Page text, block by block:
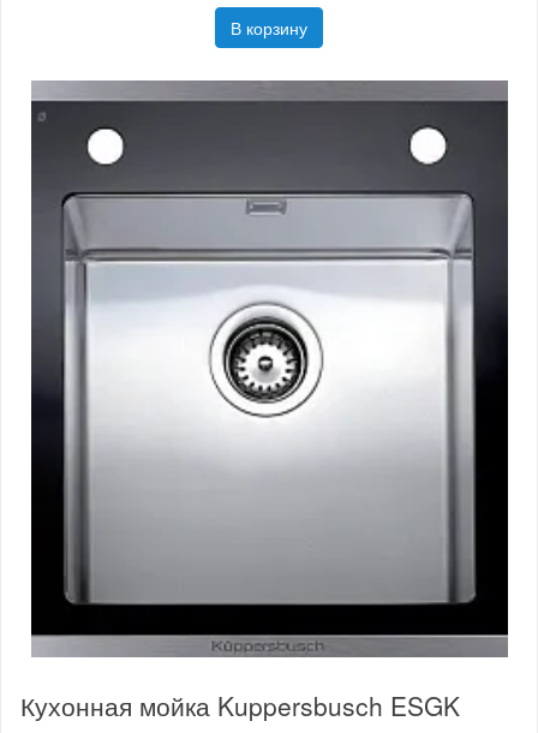
В корзину
Кухонная мойка Kuppersbusch ESGK